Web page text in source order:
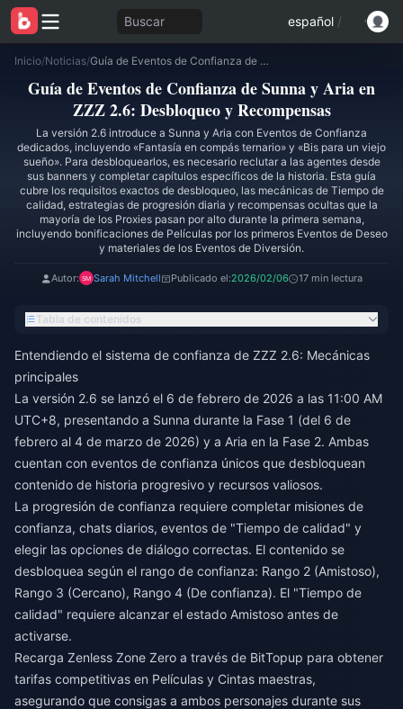
Buscar español /
Inicio/Noticias/ Guía de Eventos de Confianza de Sunna y Aria en ZZZ 2.6: Desbloqueo y Recompensas
Guía de Eventos de Confianza de Sunna y Aria en
ZZZ 2.6: Desbloqueo y Recompensas
La versión 2.6 introduce a Sunna y Aria con Eventos de Confianza
dedicados, incluyendo «Fantasía en compás ternario» y «Bis para un viejo
sueño». Para desbloquearlos, es necesario reclutar a las agentes desde
sus banners y completar capítulos específicos de la historia. Esta guía
cubre los requisitos exactos de desbloqueo, las mecánicas de Tiempo de
calidad, estrategias de progresión diaria y recompensas ocultas que la
mayoría de los Proxies pasan por alto durante la primera semana,
incluyendo bonificaciones de Películas por los primeros Eventos de Deseo
y materiales de los Eventos de Diversión.
Autor: Sarah Mitchell Publicado el:2026/02/06 17 min lectura
Tabla de contenidos
Entendiendo el sistema de confianza de ZZZ 2.6: Mecánicas
principales
La versión 2.6 se lanzó el 6 de febrero de 2026 a las 11:00 AM
UTC+8, presentando a Sunna durante la Fase 1 (del 6 de
febrero al 4 de marzo de 2026) y a Aria en la Fase 2. Ambas
cuentan con eventos de confianza únicos que desbloquean
contenido de historia progresivo y recursos valiosos.
La progresión de confianza requiere completar misiones de
confianza, chats diarios, eventos de "Tiempo de calidad" y
elegir las opciones de diálogo correctas. El contenido se
desbloquea según el rango de confianza: Rango 2 (Amistoso),
Rango 3 (Cercano), Rango 4 (De confianza). El "Tiempo de
calidad" requiere alcanzar el estado Amistoso antes de
activarse.
Recarga Zenless Zone Zero a través de BitTopup para obtener
tarifas competitivas en Películas y Cintas maestras,
asegurando que consigas a ambos personajes durante sus